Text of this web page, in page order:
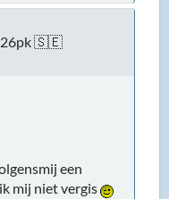
🇸🇪
een
mij niet vergis